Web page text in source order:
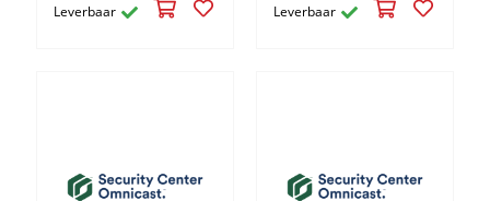
Leverbaar Leverbaar